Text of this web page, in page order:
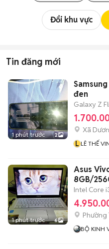
Đổi khu vực
Tin đăng mới
1 phút trước 2
đen
Galaxy Z
Xã
L LÊ THẾ
1 phút trước 6
Asus
8GB/
Intel Core
Phường
BỘ KINH